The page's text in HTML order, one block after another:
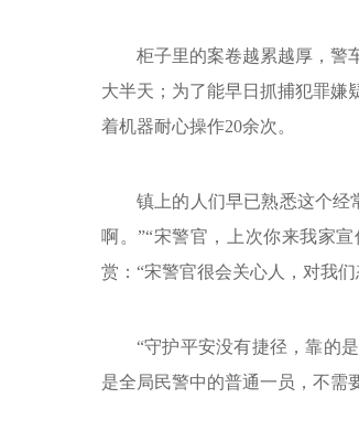
柜子里的案卷越累越厚，警
大半天；为了能早日抓捕犯罪嫌
着机器耐心操作20余次。
镇上的人们早已熟悉这个经
啊。”“宋警官，上次你来我家
赏：“宋警官很会关心人，对我
“守护平安没有捷径，靠的
是全局民警中的普通一员，不需